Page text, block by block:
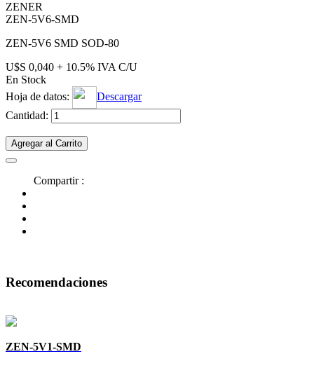
ZENER
ZEN-5V6-SMD
ZEN-5V6 SMD SOD-80
U$S 0,040 + 10.5% IVA C/U
En Stock
Hoja de datos:
Descargar
Cantidad:
Agregar al Carrito
Compartir :
Recomendaciones
ZEN-5V1-SMD